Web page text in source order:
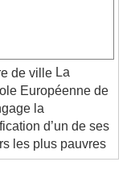
La
Européenne de
la
d’un de ses
les plus pauvres